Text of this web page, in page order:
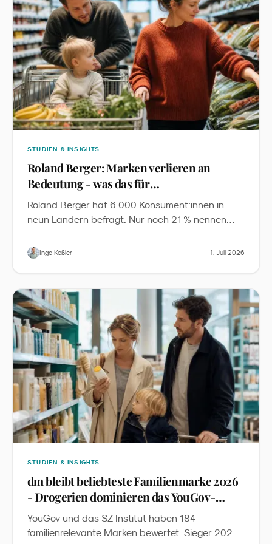
STUDIEN & INSIGHTS
Roland Berger: Marken verlieren an
Bedeutung - was das für
Familienmarketing heißt
Roland Berger hat 6.000 Konsument:innen in
neun Ländern befragt. Nur noch 21 % nennen
entdecken Produkte über Familie und Freunde,
fünf Konsequenzen für Familienmarken im DACH-
Raum.
Ingo Keßler 1. Juli 2026
STUDIEN & INSIGHTS
dm bleibt beliebteste Familienmarke 2026
- Drogerien dominieren das YouGov-
Ranking
YouGov und das SZ Institut haben 184
familienrelevante Marken bewertet. Sieger 2026: